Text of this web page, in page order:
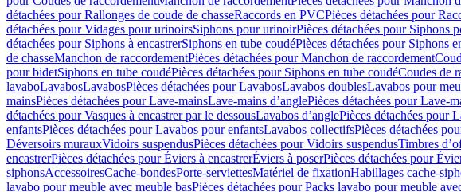
détachées pour Rallonges de coude de chasseRaccords en PVCPièces détachées pour
détachées pour Vidages pour urinoirsSiphons pour urinoirPièces détachées pour Siphons
détachées pour Siphons à encastrerSiphons en tube coudéPièces détachées pour Siphons
de chasseManchon de raccordementPièces détachées pour Manchon de raccordement
pour bidetSiphons en tube coudéPièces détachées pour Siphons en tube coudéCoudes de
lavaboLavabosLavabosPièces détachées pour LavabosLavabos doublesLavabos pour
mainsPièces détachées pour Lave-mainsLave-mains d’anglePièces détachées pour Lave-
détachées pour Vasques à encastrer par le dessousLavabos d’anglePièces détachées pour
enfantsPièces détachées pour Lavabos pour enfantsLavabos collectifsPièces détachées
Déversoirs murauxVidoirs suspendusPièces détachées pour Vidoirs suspendusTimbres
encastrerPièces détachées pour Éviers à encastrerÉviers à poserPièces détachées pour
siphonsAccessoiresCache-bondesPorte-serviettesMatériel de fixationHabillages cache-
lavabo pour meuble avec meuble basPièces détachées pour Packs lavabo pour meuble